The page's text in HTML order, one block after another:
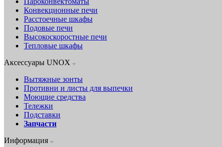
Конвекционные печи
Расстоечные шкафы
Подовые печи
Высокоскоростные печи
Тепловые шкафы
Аксессуары UNOX
Вытяжные зонты
Противни и листы для выпечки
Моющие средства
Тележки
Подставки
Запчасти
Информация